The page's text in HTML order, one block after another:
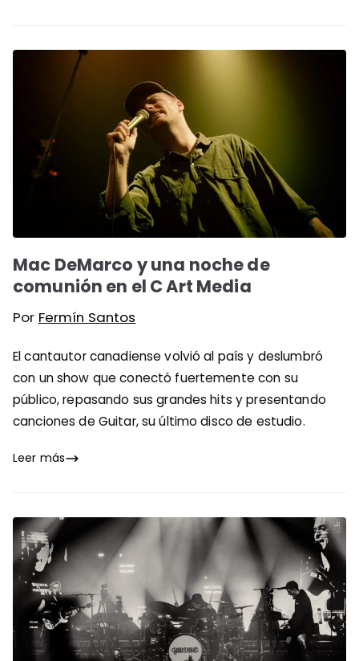
Mac DeMarco y una noche de
comunión en el C Art Media
Por Fermín Santos
El cantautor canadiense volvió al país y deslumbró
con un show que conectó fuertemente con su
público, repasando sus grandes hits y presentando
canciones de Guitar, su último disco de estudio.
Leer más